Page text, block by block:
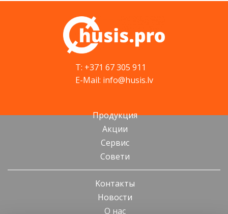
T: +371 67 305 911
E-Mail: info@husis.lv
Продукция
Акции
Cервис
Cовети
Kонтакты
Новости
О нас